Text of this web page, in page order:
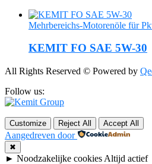
Mehrbereichs-Motorenöle für
KEMIT FO SAE 5W-30
All Rights Reserved © Powered by
Follow us:
Customize Reject All Accept All
Aangedreven door
✖
► Noodzakelijke cookies Altijd actief